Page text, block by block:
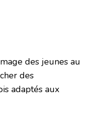
des jeunes au
des
adaptés aux